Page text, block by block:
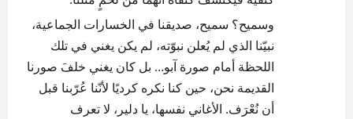
وسميح؟ سميح، صديقنا في الخسارات الجماعية،
نبيّنا الذي لم يُعلن نبوّته، لم يكن يغني في تلك
اللحظة أمام صورة آبو… بل كان يغني خلفَ صورنا
القديمة نحن، حين كنا نكره كرديًا لأنّنا عُرّبنا قبل
أن نُعْرَف. الأغاني نفسها، يا دلير، لا تعرف